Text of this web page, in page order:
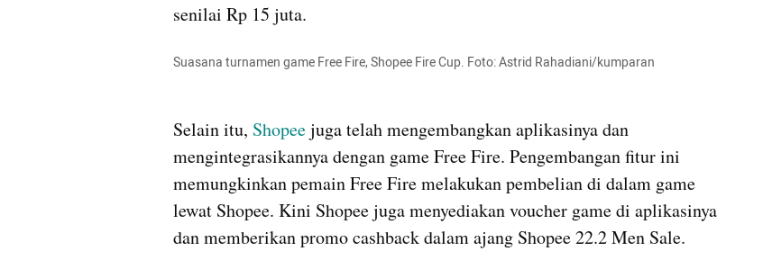
Suasana turnamen game Free Fire, Shopee Fire Cup. Foto: Astrid Rahadiani/kumparan
Selain itu, Shopee juga telah mengembangkan aplikasinya dan
mengintegrasikannya dengan game Free Fire. Pengembangan fitur ini
memungkinkan pemain Free Fire melakukan pembelian di dalam game
lewat Shopee. Kini Shopee juga menyediakan voucher game di aplikasinya
dan memberikan promo cashback dalam ajang Shopee 22.2 Men Sale.